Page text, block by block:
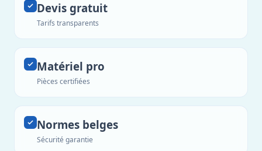
Devis gratuit
Tarifs transparents
Matériel pro
Pièces certifiées
Normes belges
Sécurité garantie